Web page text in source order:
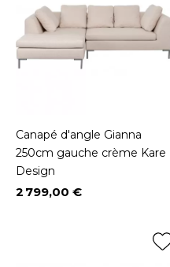
Canapé d'angle Gianna
250cm gauche crème Kare
Design
Prix
2 799,00 €